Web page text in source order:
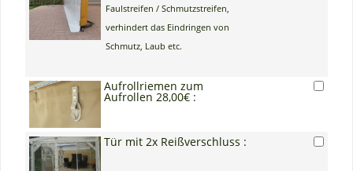
Faulstreifen / Schmutzstreifen,
verhindert das Eindringen von
Schmutz, Laub etc.
Aufrollriemen zum
Aufrollen 28,00€ :
Tür mit 2x Reißverschluss :